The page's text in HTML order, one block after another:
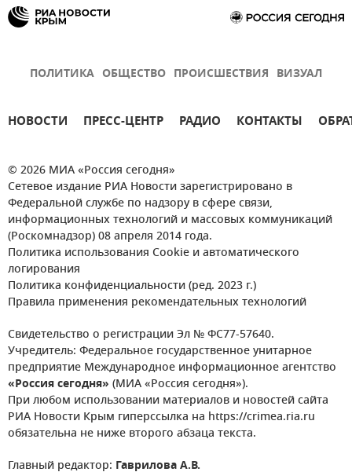
ПОЛИТИКА ОБЩЕСТВО ПРОИСШЕСТВИЯ ВИЗУАЛ
НОВОСТИ ПРЕСС-ЦЕНТР РАДИО КОНТАКТЫ
© 2026 МИА «Россия сегодня»
Сетевое издание РИА Новости зарегистрировано в
Федеральной службе по надзору в сфере связи,
информационных технологий и массовых коммуникаций
(Роскомнадзор) 08 апреля 2014 года.
Политика использования Cookie и автоматического
логирования
Политика конфиденциальности (ред. 2023 г.)
Правила применения рекомендательных технологий
Свидетельство о регистрации Эл № ФС77-57640.
Учредитель: Федеральное государственное унитарное
предприятие Международное информационное агентство
«Россия сегодня» (МИА «Россия сегодня»).
При любом использовании материалов и новостей сайта
РИА Новости Крым гиперссылка на https://crimea.ria.ru
обязательна не ниже второго абзаца текста.
Главный редактор: Гаврилова А.В.